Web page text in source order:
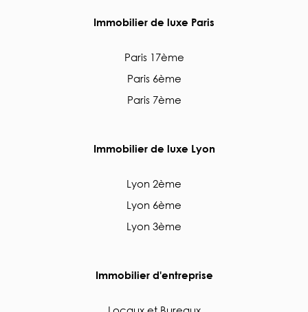
Immobilier de luxe Paris
Paris 17ème
Paris 6ème
Paris 7ème
Immobilier de luxe Lyon
Lyon 2ème
Lyon 6ème
Lyon 3ème
Immobilier d'entreprise